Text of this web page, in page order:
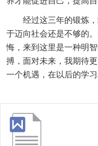
经过这三年的锻炼
于迈向社会还是不够的
悔，来到这里是一种明
搏，面对未来，我期待
一个机遇，在以后的学